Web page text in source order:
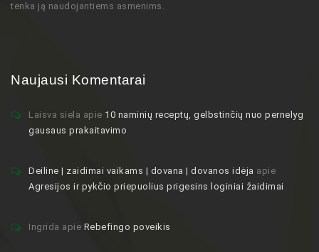
tenka ją naudojantiems asmenims.
Naujausi Komentarai
Laisva siela apie 10 naminių receptų, gelbstinčių nuo pernelyg
gausaus prakaitavimo
Deiline | zaidimai vaikams | dovana | dovanos idėja apie
Agresijos ir pykčio priepuolius prigesins loginiai žaidimai
Ingrida apie Rebefingo poveikis